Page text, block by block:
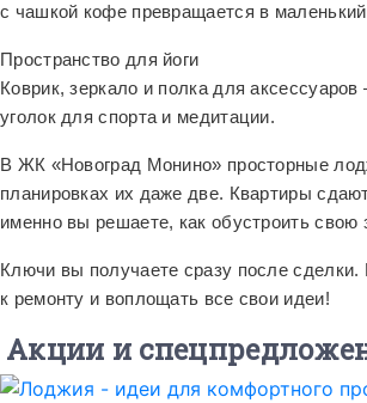
с чашкой кофе превращается в
Пространство для йоги
Коврик, зеркало и полка для
уголок для спорта и медитации.
В ЖК «Новоград Монино» просторные
планировках их даже две. Квартиры
именно вы решаете, как обустроить свою
Ключи вы получаете сразу после сделки.
к ремонту и воплощать все свои идеи!
Акции и